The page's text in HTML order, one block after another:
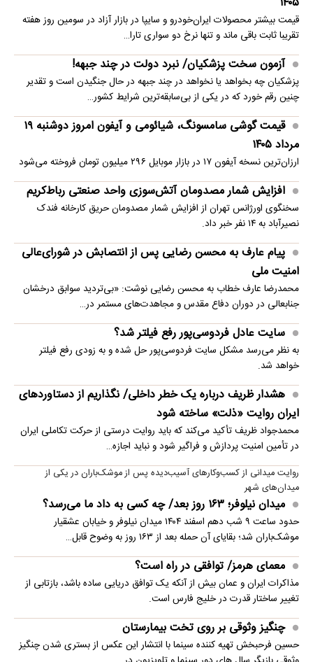
قیمت بیشتر محصولات ایران‌خودرو و سایپا در بازار آزاد در سومین روز هفته
تقریبا ثابت باقی ماند و تنها نرخ دو سواری تارا…
آزمون سخت پزشکیان/ نبرد دولت در چند جبهه!
پزشکیان چه بخواهد یا نخواهد در چند جبهه در حال جنگیدن است و تقدیر
چنین رقم خورد که در یکی از بی‌سابقه‌ترین شرایط کشور…
قیمت گوشی سامسونگ، شیائومی و آیفون امروز دوشنبه ۱۹
مرداد ۱۴۰۵
ارزان‌ترین نسخه آیفون ۱۷ در بازار موبایل ۲۹۶ میلیون تومان فروخته می‌شود
افزایش شمار مصدومان آتش‌سوزی واحد صنعتی رباط‌کریم
سخنگوی اورژانس تهران از افزایش شمار مصدومان حریق کارخانه فندک
نصیرآباد به ۱۴ نفر خبر داد.
پیام عارف به محسن رضایی پس از انتصابش در شورای‌عالی
امنیت ملی
محمدرضا عارف خطاب به محسن رضایی نوشت: «بی‌تردید سوابق درخشان
جنابعالی در دوران دفاع مقدس و مجاهدت‌های مستمر در…
سایت عادل فردوسی‌پور رفع فیلتر شد؟
به نظر می‌رسد مشکل سایت فردوسی‌پور حل شده و به زودی رفع فیلتر
خواهد شد.
هشدار ظریف درباره یک خطر داخلی/ نگذاریم از دستاوردهای
ایران روایت «ذلت» ساخته شود
محمدجواد ظریف تأکید می‌کند که باید روایت درستی از حرکت تکاملی ایران
در تأمین امنیت پردازش و فراگیر شود و نباید اجازه…
روایت میدانی از کسب‌وکارهای آسیب‌دیده پس از موشک‌باران در یکی از
میدان‌های شهر
میدان نیلوفر؛ ۱۶۳ روز بعد/ چه کسی به داد ما می‌رسد؟
حدود ساعت ۹ شب دهم اسفند ۱۴۰۴ میدان نیلوفر و خیابان عشقیار
موشک‌باران شد؛ بقایای آن حمله بعد از ۱۶۳ روز به وضوح قابل…
معمای هرمز/ توافقی در راه است؟
مذاکرات ایران و عمان بیش از آنکه یک توافق دریایی ساده باشد، بازتابی از
تغییر ساختار قدرت در خلیج فارس است.
چنگیز وثوقی بر روی تخت بیمارستان
حسین فرحبخش تهیه کننده سینما با انتشار این عکس از بستری شدن چنگیز